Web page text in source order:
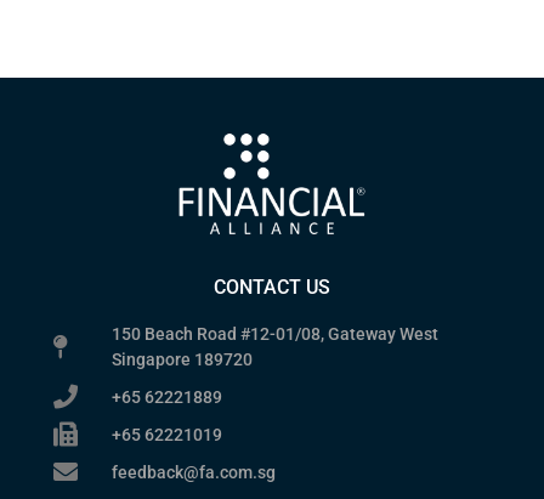
CONTACT US
150 Beach Road #12-01/08, Gateway West
Singapore 189720
+65 62221889
+65 62221019
feedback@fa.com.sg